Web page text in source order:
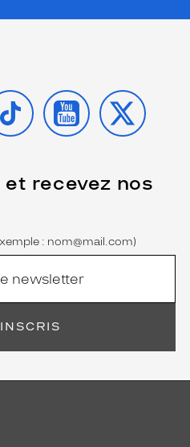
YOUTUBE
X
recevez nos
: nom@mail.com)